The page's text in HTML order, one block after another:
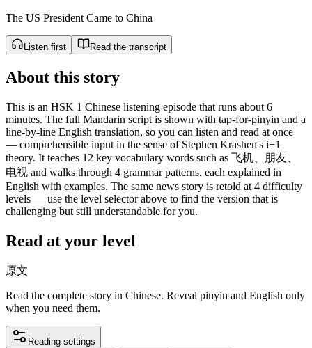
The US President Came to China
Listen first Read the transcript
About this story
This is an HSK 1 Chinese listening episode that runs about 6
minutes. The full Mandarin script is shown with tap-for-pinyin and a
line-by-line English translation, so you can listen and read at once
— comprehensible input in the sense of Stephen Krashen's i+1
theory. It teaches 12 key vocabulary words such as 飞机、朋友、
电视 and walks through 4 grammar patterns, each explained in
English with examples. The same news story is retold at 4 difficulty
levels — use the level selector above to find the version that is
challenging but still understandable for you.
Read at your level
原文
Read the complete story in Chinese. Reveal pinyin and English only
when you need them.
Reading settings